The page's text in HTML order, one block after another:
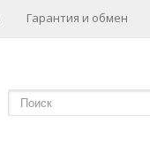
Гарантия и обмен